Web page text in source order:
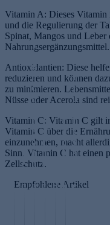
Vitamin A: Dieses Vitamin
und die Regulierung der
Spinat, Mangos und
Nahrungsergänzungsmittel.
Antioxidantien: Diese
reduzieren und können
zu minimieren.
Nüsse oder Acerola sind
Vitamin C: Vitamin C gilt
Vitamin C über die
einzunehmen, macht
Sinn. Vitamin C hat einen
Zellschutz.
Empfohlene Artikel
G
e
c
T
ä
g
li
c
h
r
S
o
n
n
n
e
si
c
h
t
c R
r
o
c
k
b
F
r
u
h
t
s
ä
e